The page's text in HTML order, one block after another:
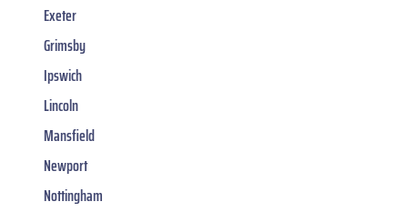
Exeter
Grimsby
Ipswich
Lincoln
Mansfield
Newport
Nottingham